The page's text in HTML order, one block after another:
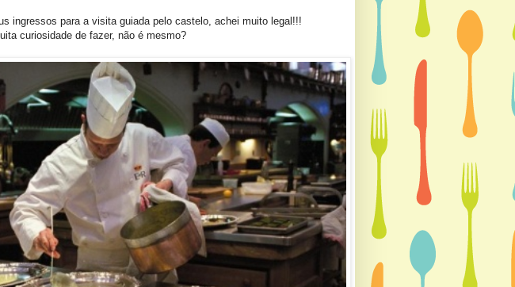
ingressos para a visita guiada pelo castelo, achei muito legal!!!
curiosidade de fazer, não é mesmo?